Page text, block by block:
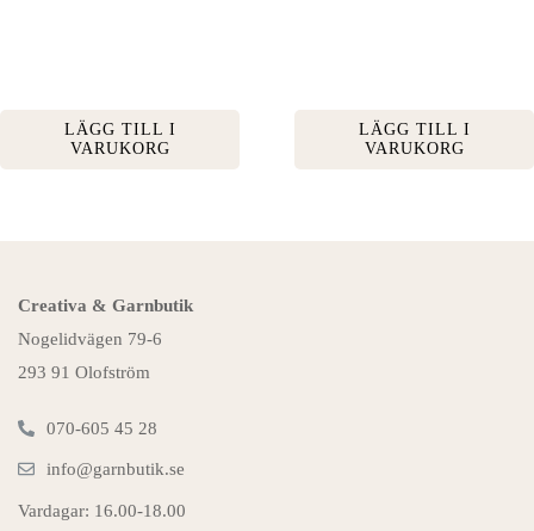
LÄGG TILL I
VARUKORG
LÄGG TILL I
VARUKORG
Creativa & Garnbutik
Nogelidvägen 79-6
293 91 Olofström
070-605 45 28
info@garnbutik.se
Vardagar: 16.00-18.00